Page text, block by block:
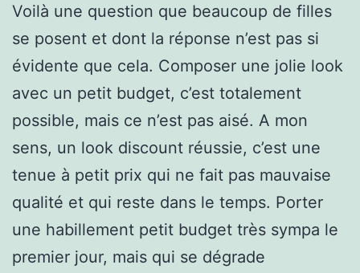
Voilà une question que beaucoup de filles
se posent et dont la réponse n’est pas si
évidente que cela. Composer une jolie look
avec un petit budget, c’est totalement
possible, mais ce n’est pas aisé. A mon
sens, un look discount réussie, c’est une
tenue à petit prix qui ne fait pas mauvaise
qualité et qui reste dans le temps. Porter
une habillement petit budget très sympa le
premier jour, mais qui se dégrade